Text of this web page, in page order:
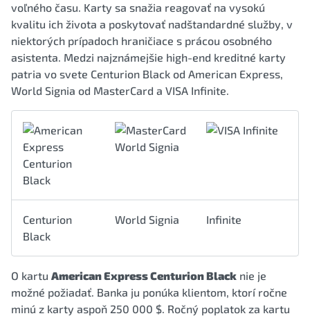
voľného času. Karty sa snažia reagovať na vysokú
kvalitu ich života a poskytovať nadštandardné služby, v
niektorých prípadoch hraničiace s prácou osobného
asistenta. Medzi najznámejšie high-end kreditné karty
patria vo svete Centurion Black od American Express,
World Signia od MasterCard a VISA Infinite.
Centurion
Black
World Signia Infinite
O kartu American Express Centurion Black nie je
možné požiadať. Banka ju ponúka klientom, ktorí ročne
minú z karty aspoň 250 000 $. Ročný poplatok za kartu